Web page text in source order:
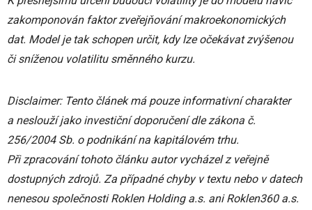
zakomponován faktor zveřejňování makroekonomických
dat. Model je tak schopen určit, kdy lze očekávat zvýšenou
či sníženou volatilitu směnného kurzu.
Disclaimer: Tento článek má pouze informativní charakter
a neslouží jako investiční doporučení dle zákona č.
256/2004 Sb. o podnikání na kapitálovém trhu.
Při zpracování tohoto článku autor vycházel z veřejně
dostupných zdrojů. Za případné chyby v textu nebo v datech
nenesou společnosti Roklen Holding a.s. ani Roklen360 a.s.